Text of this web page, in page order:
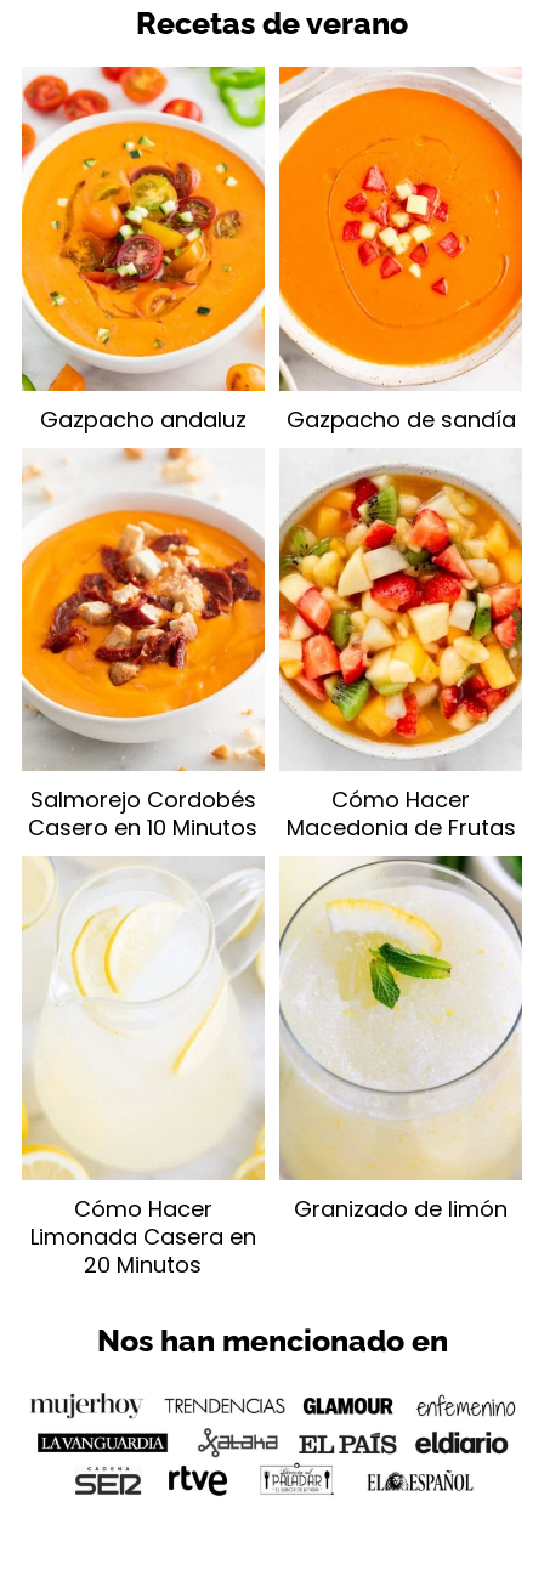
Recetas de verano
Gazpacho andaluz Gazpacho de sandía
Salmorejo Cordobés
Casero en 10 Minutos
Cómo Hacer
Macedonia de Frutas
Cómo Hacer
Limonada Casera en
20 Minutos
Granizado de limón
Nos han mencionado en